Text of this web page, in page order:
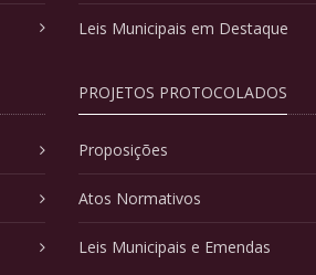
Leis Municipais em Destaque
PROJETOS PROTOCOLADOS
Proposições
Atos Normativos
Leis Municipais e Emendas